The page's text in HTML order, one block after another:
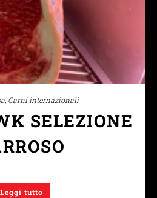
Carni internazionali
SELEZIONE
Leggi tutto